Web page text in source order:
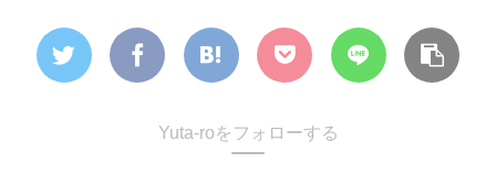
Yuta-roをフォローする